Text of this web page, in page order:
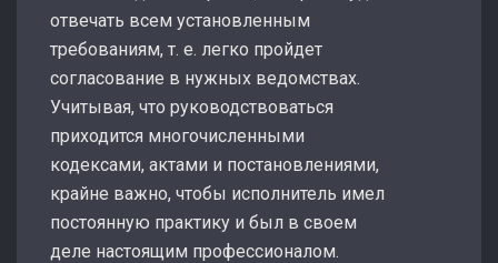
отвечать всем установленным
требованиям, т. е. легко пройдет
согласование в нужных ведомствах.
Учитывая, что руководствоваться
приходится многочисленными
кодексами, актами и постановлениями,
крайне важно, чтобы исполнитель имел
постоянную практику и был в своем
деле настоящим профессионалом.